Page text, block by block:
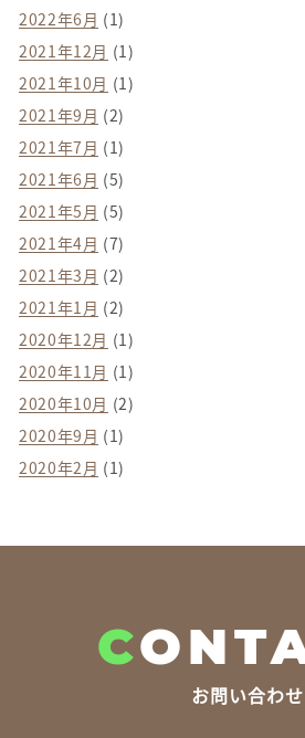
2022年6月 (1)
2021年12月 (1)
2021年10月 (1)
2021年9月 (2)
2021年7月 (1)
2021年6月 (5)
2021年5月 (5)
2021年4月 (7)
2021年3月 (2)
2021年1月 (2)
2020年12月 (1)
2020年11月 (1)
2020年10月 (2)
2020年9月 (1)
2020年2月 (1)
C
お問い合わせ